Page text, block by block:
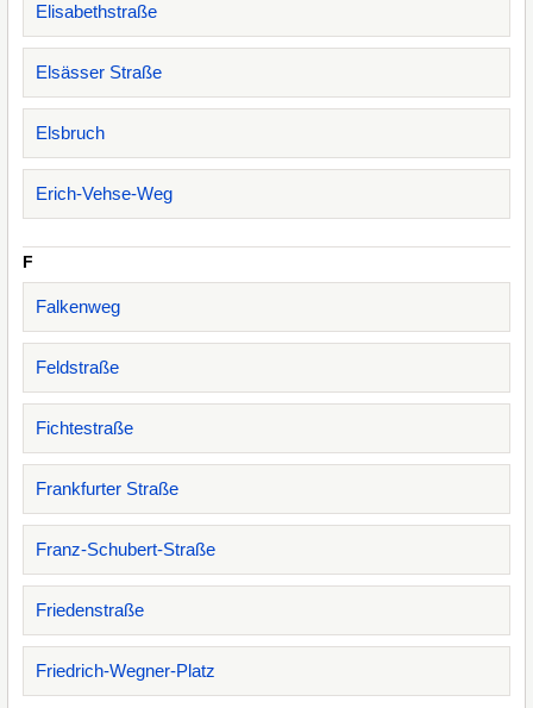
Elisabethstraße
Elsässer Straße
Elsbruch
Erich-Vehse-Weg
F
Falkenweg
Feldstraße
Fichtestraße
Frankfurter Straße
Franz-Schubert-Straße
Friedenstraße
Friedrich-Wegner-Platz